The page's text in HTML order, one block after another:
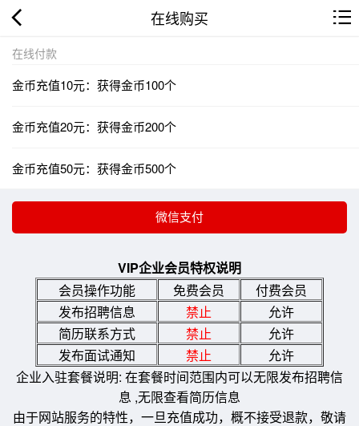
在线购买
在线付款
金币充值10元：获得金币100个
金币充值20元：获得金币200个
金币充值50元：获得金币500个
VIP企业会员特权说明
会员操作功能
免费会员
付费会员
发布招聘信息
禁止
允许
简历联系方式
禁止
允许
发布面试通知
禁止
允许
企业入驻套餐说明: 在套餐时间范围内可以无限发布招聘信
息 ,无限查看简历信息
由于网站服务的特性，一旦充值成功，概不接受退款，敬请